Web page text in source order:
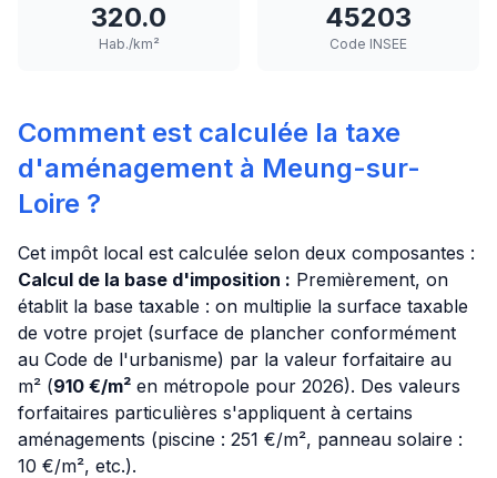
320.0
Hab./km²
45203
Code INSEE
Comment est calculée la taxe
d'aménagement à Meung-sur-
Loire ?
Cet impôt local est calculée selon deux composantes :
Calcul de la base d'imposition : Premièrement, on
établit la base taxable : on multiplie la surface taxable
de votre projet (surface de plancher conformément
au Code de l'urbanisme) par la valeur forfaitaire au
m² (910 €/m² en métropole pour 2026). Des valeurs
forfaitaires particulières s'appliquent à certains
aménagements (piscine : 251 €/m², panneau solaire :
10 €/m², etc.).